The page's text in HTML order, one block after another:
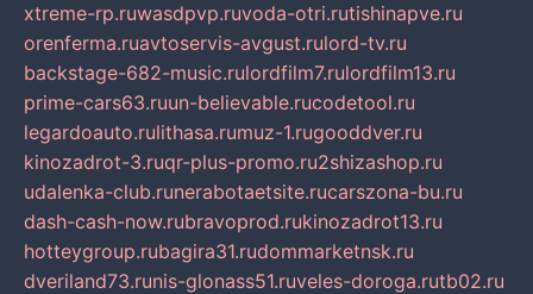
xtreme-rp.ruwasdpvp.ruvoda-otri.rutishinapve.ru
orenferma.ruavtoservis-avgust.rulord-tv.ru
backstage-682-music.rulordfilm7.rulordfilm13.ru
prime-cars63.ruun-believable.rucodetool.ru
legardoauto.rulithasa.rumuz-1.rugooddver.ru
kinozadrot-3.ruqr-plus-promo.ru2shizashop.ru
udalenka-club.runerabotaetsite.rucarszona-bu.ru
dash-cash-now.rubravoprod.rukinozadrot13.ru
hotteygroup.rubagira31.rudommarketnsk.ru
dveriland73.runis-glonass51.ruveles-doroga.rutb02.ru